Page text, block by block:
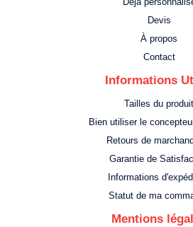
Devis
À propos
Contact
Informations
Tailles du produit
Bien utiliser le
Retours de
Garantie de
Informations
Statut de ma
Mentions